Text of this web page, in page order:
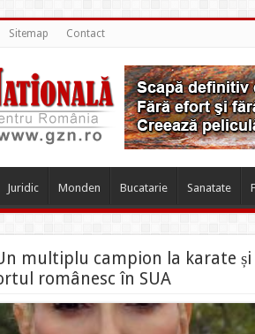
Sitemap Contact
Juridic Monden Bucatarie Sanatate
multiplu campion la karate
românesc în SUA